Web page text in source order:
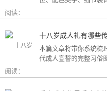
得她铭记一生的成人
阅读：
十八岁成人礼有哪些
本篇文章将带你系统梳
代成人宣誓的完整习俗
阅读：